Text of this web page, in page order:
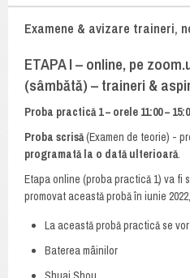
Examene & avizare traineri,
ETAPA I – online, pe
(sâmbătă) – traineri &
Proba practică 1 – orele 11:00 –
Proba scrisă(Examen de teorie) -
programată la o dată ulterioară.
Etapa online (proba practică 1) va fi
promovat această probă în iunie
La această probă practică se
Baterea mâinilor